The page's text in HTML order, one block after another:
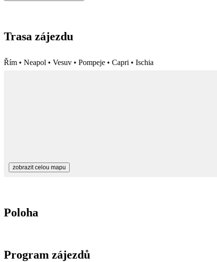
Trasa zájezdu
Řím • Neapol • Vesuv • Pompeje • Capri • Ischia
zobrazit celou mapu
Poloha
Program zájezdů